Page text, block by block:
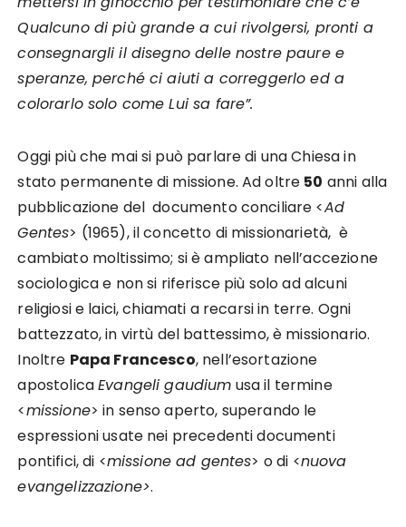
Qualcuno di più grande a cui rivolgersi, pronti a
consegnargli il disegno delle nostre paure e
speranze, perché ci aiuti a correggerlo ed a
colorarlo solo come Lui sa fare”.
Oggi più che mai si può parlare di una Chiesa in
stato permanente di missione. Ad oltre 50 anni alla
pubblicazione del documento conciliare <Ad
Gentes> (1965), il concetto di missionarietà, è
cambiato moltissimo; si è ampliato nell’accezione
sociologica e non si riferisce più solo ad alcuni
religiosi e laici, chiamati a recarsi in terre. Ogni
battezzato, in virtù del battessimo, è missionario.
Inoltre Papa Francesco, nell’esortazione
apostolicaEvangeli gaudium usa il termine
<missione> in senso aperto, superando le
espressioni usate nei precedenti documenti
pontifici, di <missione ad gentes> o di <nuova
evangelizzazione>.